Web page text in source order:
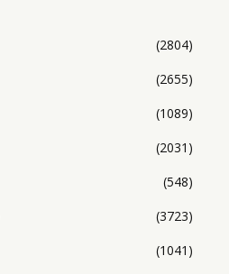
(2804)
(2655)
(1089)
(2031)
(548)
(3723)
(1041)